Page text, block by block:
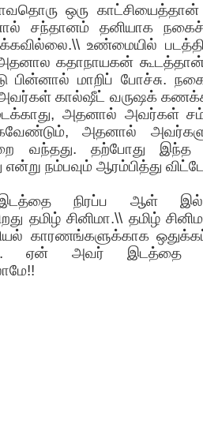
ஒரு காட்சியைத்தான்
சந்தானம் தனியாக
உண்மையில்
கதாநாயகன்
பின்னால் மாறிப் போச்சு.
அவர்கள் கால்ஷீட் வருஷக்
அதனால் அவர்கள்
அதனால்
வந்தது. தற்போது
நம்பவும் ஆரம்பித்து
இடத்தை நிரப்ப ஆள்
தமிழ் சினிமா.\\ தமிழ்
காரணங்களுக்காக ஒதுக்கப்
ஏன் அவர் இடத்தை